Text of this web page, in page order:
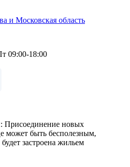
и Московская область
09:00-18:00
Присоединение новых
может быть бесполезным,
застроена жильем